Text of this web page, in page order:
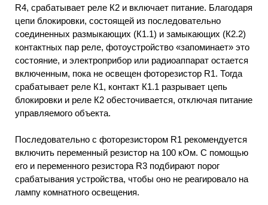
R4, срабатывает реле К2 и включает питание. Благодаря
цепи блокировки, состоящей из последовательно
соединенных размыкающих (К1.1) и замыкающих (К2.2)
контактных пар реле, фотоустройство «запоминает» это
состояние, и электроприбор или радиоаппарат остается
включенным, пока не освещен фоторезистор R1. Тогда
срабатывает реле К1, контакт К1.1 разрывает цепь
блокировки и реле К2 обесточивается, отключая питание
управляемого объекта.
Последовательно с фоторезистором R1 рекомендуется
включить переменный резистор на 100 кОм. С помощью
его и переменного резистора R3 подбирают порог
срабатывания устройства, чтобы оно не реагировало на
лампу комнатного освещения.